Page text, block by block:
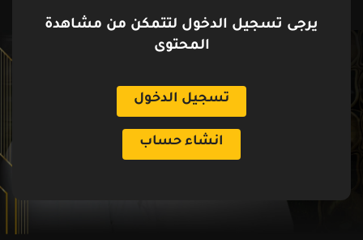
يرجى تسجيل الدخول لتتمكن من مشاهدة
المحتوى
تسجيل الدخول
انشاء حساب